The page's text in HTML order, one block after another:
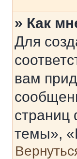
» Как
Для
вам
темы»,